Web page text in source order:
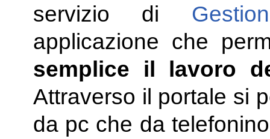
servizio di
applicazione che
semplice il lavoro
Attraverso il portale si
da pc che da